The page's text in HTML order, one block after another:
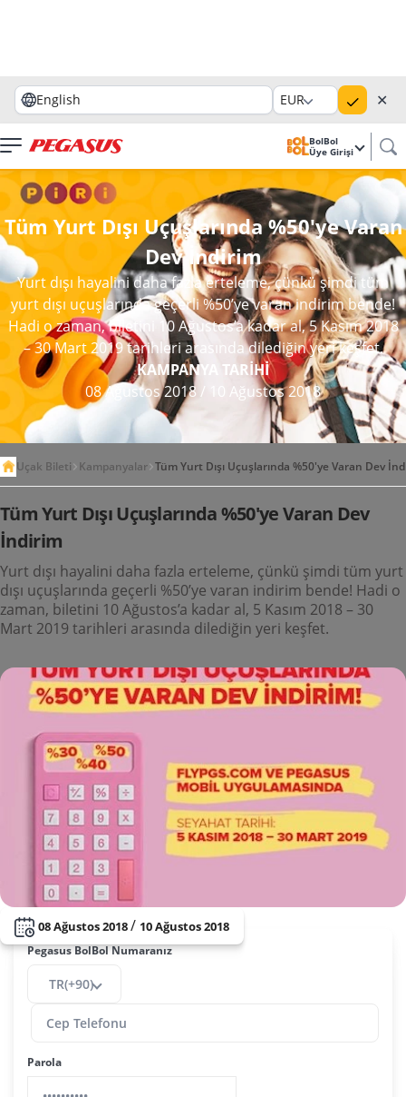
English EUR ✕
BolBol
Üye Girişi
Tüm Yurt Dışı Uçuşlarında %50'ye Varan
Dev İndirim
Yurt dışı hayalini daha fazla erteleme, çünkü şimdi tüm
yurt dışı uçuşlarında geçerli %50’ye varan indirim bende!
Hadi o zaman, biletini 10 Ağustos’a kadar al, 5 Kasım 2018
– 30 Mart 2019 tarihleri arasında dilediğin yeri keşfet.
KAMPANYA TARİHİ
08 Ağustos 2018 / 10 Ağustos 2018
Uçak Bileti Kampanyalar Tüm Yurt Dışı Uçuşlarında %50'ye Varan Dev
Tüm Yurt Dışı Uçuşlarında %50'ye Varan Dev
İndirim
Yurt dışı hayalini daha fazla erteleme, çünkü şimdi tüm yurt
dışı uçuşlarında geçerli %50’ye varan indirim bende! Hadi o
zaman, biletini 10 Ağustos’a kadar al, 5 Kasım 2018 – 30
Mart 2019 tarihleri arasında dilediğin yeri keşfet.
08 Ağustos 2018/ 10 Ağustos 2018
Pegasus BolBol Numaranız
TR(+90)
Parola